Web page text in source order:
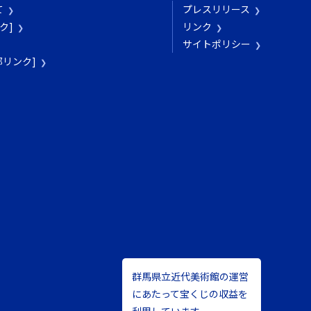
]
ンク]
プレスリリース
リンク
サイトポリシー
群馬県立近代美術館の運営
にあたって宝くじの収益を